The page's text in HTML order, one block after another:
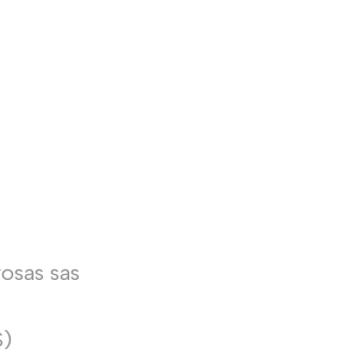
sas